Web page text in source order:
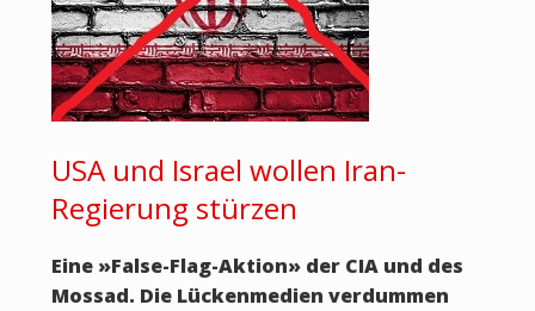
USA und Israel wollen Iran-
Regierung stürzen
Eine »False-Flag-Aktion» der CIA und des
Mossad. Die Lückenmedien verdummen